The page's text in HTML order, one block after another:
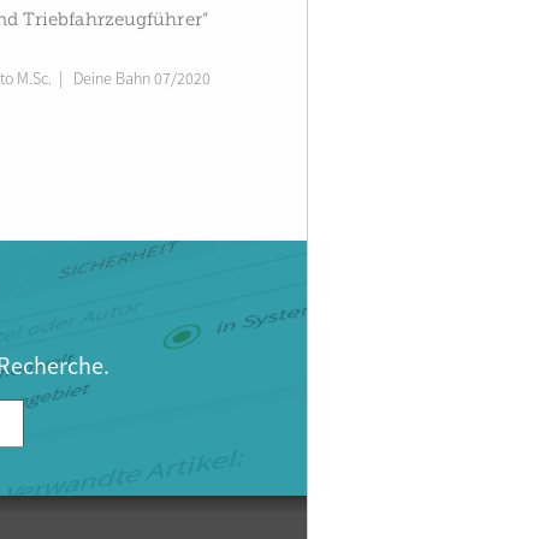
Triebfahrzeugführer“
M.Sc. Deine Bahn 07/2020